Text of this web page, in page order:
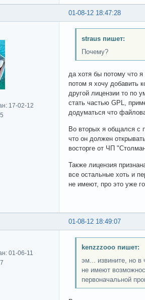
01-08-12 18:47:28
17-02-12
straus пишет:
Почему?
да хотя бы потому что
потом я хочу добавить
другой лицензии то по
стать частью GPL,
додуматься что
Во вторых я общался с
что он должен
восторге от ЧП
Также лицензия
все остальные хоть и
не имеют, про это уже
01-08-12 18:49:07
01-06-11
kenzzzooo пишет:
эм... извините, но в
не имеют
первоначальной